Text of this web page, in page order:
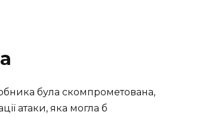
була скомпрометована,
атаки, яка могла б